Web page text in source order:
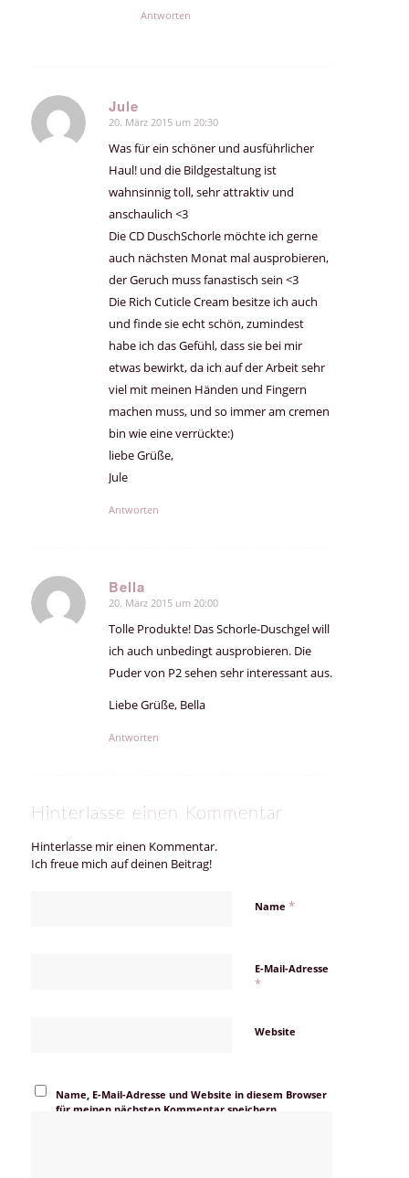
Antworten
Jule
sagte:
20. März 2015 um 20:30
Was für ein schöner und ausführlicher
Haul! und die Bildgestaltung ist
wahnsinnig toll, sehr attraktiv und
anschaulich <3
Die CD DuschSchorle möchte ich gerne
auch nächsten Monat mal ausprobieren,
der Geruch muss fanastisch sein <3
Die Rich Cuticle Cream besitze ich auch
und finde sie echt schön, zumindest
habe ich das Gefühl, dass sie bei mir
etwas bewirkt, da ich auf der Arbeit sehr
viel mit meinen Händen und Fingern
machen muss, und so immer am cremen
bin wie eine verrückte:)
liebe Grüße,
Jule
Antworten
Bella
sagte:
20. März 2015 um 20:00
Tolle Produkte! Das Schorle-Duschgel will
ich auch unbedingt ausprobieren. Die
Puder von P2 sehen sehr interessant aus.
Liebe Grüße, Bella
Antworten
Hinterlasse einen Kommentar
Hinterlasse mir einen Kommentar.
Ich freue mich auf deinen Beitrag!
Name *
E-Mail-Adresse
*
Website
Name, E-Mail-Adresse und Website in diesem Browser
für meinen nächsten Kommentar speichern.